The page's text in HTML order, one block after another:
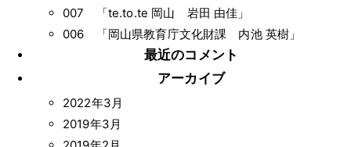
007 「te.to.te 岡山 岩田 由佳」
006 「岡山県教育庁文化財課 内池 英樹」
最近のコメント
アーカイブ
2022年3月
2019年3月